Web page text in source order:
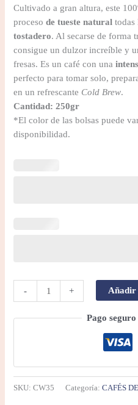
Cultivado a gran altura, este
procesode tueste natural todas
tostadero. Al secarse de forma
consigue un dulzor increíble y
fresas. Es un café con una
perfecto para tomar solo,
en un refrescante Cold Brew.
Cantidad: 250gr
*El color de las bolsas puede
disponibilidad.
- +
Pago
SKU:CW35 Categoría:CAFÉS